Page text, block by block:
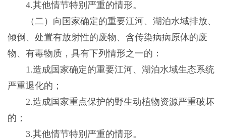
4.其他情节特别严重的情形。
（二）向国家确定的重要江河、湖泊水域排放、
倾倒、处置有放射性的废物、含传染病病原体的废
物、有毒物质，具有下列情形之一的：
1.造成国家确定的重要江河、湖泊水域生态系统
严重退化的；
2.造成国家重点保护的野生动植物资源严重破坏
的；
3.其他情节特别严重的情形。